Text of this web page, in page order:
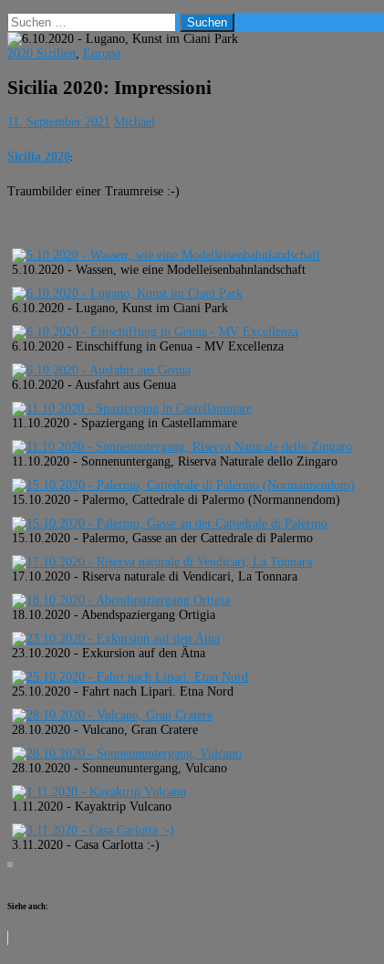
Suchen
nach:
2020 Sizilien Europa
Sicilia 2020: Impressioni
11. September 2021 Michael
Sicilia 2020:
Traumbilder einer Traumreise :-)
5.10.2020 - Wassen, wie eine Modelleisenbahnlandschaft
6.10.2020 - Lugano, Kunst im Ciani Park
6.10.2020 - Einschiffung in Genua - MV Excellenza
6.10.2020 - Ausfahrt aus Genua
11.10.2020 - Spaziergang in Castellammare
11.10.2020 - Sonnenuntergang, Riserva Naturale dello Zingaro
15.10.2020 - Palermo, Cattedrale di Palermo (Normannendom)
15.10.2020 - Palermo, Gasse an der Cattedrale di Palermo
17.10.2020 - Riserva naturale di Vendicari, La Tonnara
18.10.2020 - Abendspaziergang Ortigia
23.10.2020 - Exkursion auf den Ätna
25.10.2020 - Fahrt nach Lipari. Etna Nord
28.10.2020 - Vulcano, Gran Cratere
28.10.2020 - Sonneununtergang, Vulcano
1.11.2020 - Kayaktrip Vulcano
3.11.2020 - Casa Carlotta :-)
Siehe auch: